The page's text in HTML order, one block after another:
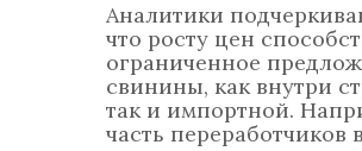
Аналитики
что росту цен
ограниченное
свинины, как внутри
так и импортной.
часть переработчиков в